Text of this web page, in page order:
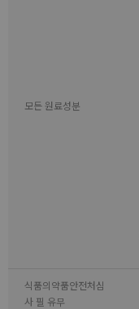
모든 원료성분
식품의약품안전처심
사 필 유무